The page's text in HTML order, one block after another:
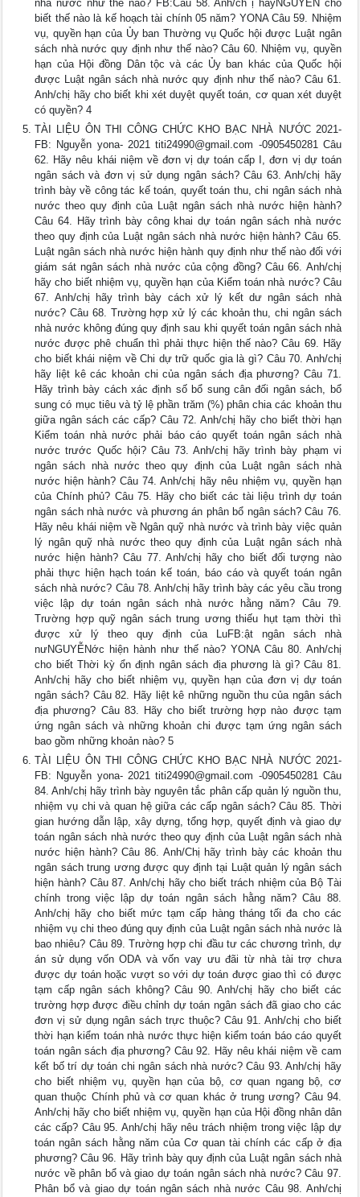
nhà nước như thế nào? FB:Câu 58. Anh/ch ị hãyNGUYỄN cho
biết thế nào là kế hoạch tài chính 05 năm? YONA Câu 59. Nhiệm
vụ, quyền hạn của Ủy ban Thường vụ Quốc hội được Luật ngân
sách nhà nước quy định như thế nào? Câu 60. Nhiệm vụ, quyền
hạn của Hội đồng Dân tộc và các Ủy ban khác của Quốc hội
được Luật ngân sách nhà nước quy định như thế nào? Câu 61.
Anh/chị hãy cho biết khi xét duyệt quyết toán, cơ quan xét duyệt
có quyền? 4
TÀI LIỆU ÔN THI CÔNG CHỨC KHO BẠC NHÀ NƯỚC 2021-
FB: Nguyễn yona- 2021titi24990@gmail.com -0905450281 Câu
62. Hãy nêu khái niệm về đơn vị dự toán cấp I, đơn vị dự toán
ngân sách và đơn vị sử dụng ngân sách? Câu 63. Anh/chị hãy
trình bày về công tác kế toán, quyết toán thu, chi ngân sách nhà
nước theo quy định của Luật ngân sách nhà nước hiện hành?
Câu 64. Hãy trình bày công khai dự toán ngân sách nhà nước
theo quy định của Luật ngân sách nhà nước hiện hành? Câu 65.
Luật ngân sách nhà nước hiện hành quy định như thế nào đối với
giám sát ngân sách nhà nước của cộng đồng? Câu 66. Anh/chị
hãy cho biết nhiệm vụ, quyền hạn của Kiểm toán nhà nước? Câu
67. Anh/chị hãy trình bày cách xử lý kết dư ngân sách nhà
nước? Câu 68. Trường hợp xử lý các khoản thu, chi ngân sách
nhà nước không đúng quy định sau khi quyết toán ngân sách nhà
nước được phê chuẩn thì phải thực hiện thế nào? Câu 69. Hãy
cho biết khái niệm về Chi dự trữ quốc gia là gì? Câu 70. Anh/chị
hãy liệt kê các khoản chi của ngân sách địa phương? Câu 71.
Hãy trình bày cách xác định số bổ sung cân đối ngân sách, bổ
sung có mục tiêu và tỷ lệ phần trăm (%) phân chia các khoản thu
giữa ngân sách các cấp? Câu 72. Anh/chị hãy cho biết thời hạn
Kiểm toán nhà nước phải báo cáo quyết toán ngân sách nhà
nước trước Quốc hội? Câu 73. Anh/chị hãy trình bày phạm vi
ngân sách nhà nước theo quy định của Luật ngân sách nhà
nước hiện hành? Câu 74. Anh/chị hãy nêu nhiệm vụ, quyền hạn
của Chính phủ? Câu 75. Hãy cho biết các tài liệu trình dự toán
ngân sách nhà nước và phương án phân bổ ngân sách? Câu 76.
Hãy nêu khái niệm về Ngân quỹ nhà nước và trình bày việc quản
lý ngân quỹ nhà nước theo quy định của Luật ngân sách nhà
nước hiện hành? Câu 77. Anh/chị hãy cho biết đối tượng nào
phải thực hiện hạch toán kế toán, báo cáo và quyết toán ngân
sách nhà nước? Câu 78. Anh/chị hãy trình bày các yêu cầu trong
việc lập dự toán ngân sách nhà nước hằng năm? Câu 79.
Trường hợp quỹ ngân sách trung ương thiếu hụt tạm thời thì
được xử lý theo quy định của LuFB:ật ngân sách nhà
nưNGUYỄNớc hiện hành như thế nào? YONA Câu 80. Anh/chị
cho biết Thời kỳ ổn định ngân sách địa phương là gì? Câu 81.
Anh/chị hãy cho biết nhiệm vụ, quyền hạn của đơn vị dự toán
ngân sách? Câu 82. Hãy liệt kê những nguồn thu của ngân sách
địa phương? Câu 83. Hãy cho biết trường hợp nào được tạm
ứng ngân sách và những khoản chi được tạm ứng ngân sách
bao gồm những khoản nào? 5
TÀI LIỆU ÔN THI CÔNG CHỨC KHO BẠC NHÀ NƯỚC 2021-
FB: Nguyễn yona- 2021titi24990@gmail.com -0905450281 Câu
84. Anh/chị hãy trình bày nguyên tắc phân cấp quản lý nguồn thu,
nhiệm vụ chi và quan hệ giữa các cấp ngân sách? Câu 85. Thời
gian hướng dẫn lập, xây dựng, tổng hợp, quyết định và giao dự
toán ngân sách nhà nước theo quy định của Luật ngân sách nhà
nước hiện hành? Câu 86. Anh/Chị hãy trình bày các khoản thu
ngân sách trung ương được quy định tại Luật quản lý ngân sách
hiện hành? Câu 87. Anh/chị hãy cho biết trách nhiệm của Bộ Tài
chính trong việc lập dự toán ngân sách hằng năm? Câu 88.
Anh/chị hãy cho biết mức tạm cấp hàng tháng tối đa cho các
nhiệm vụ chi theo đúng quy định của Luật ngân sách nhà nước là
bao nhiêu? Câu 89. Trường hợp chi đầu tư các chương trình, dự
án sử dụng vốn ODA và vốn vay ưu đãi từ nhà tài trợ chưa
được dự toán hoặc vượt so với dự toán được giao thì có được
tạm cấp ngân sách không? Câu 90. Anh/chị hãy cho biết các
trường hợp được điều chỉnh dự toán ngân sách đã giao cho các
đơn vị sử dụng ngân sách trực thuộc? Câu 91. Anh/chị cho biết
thời hạn kiểm toán nhà nước thực hiện kiểm toán báo cáo quyết
toán ngân sách địa phương? Câu 92. Hãy nêu khái niệm về cam
kết bố trí dự toán chi ngân sách nhà nước? Câu 93. Anh/chị hãy
cho biết nhiệm vụ, quyền hạn của bộ, cơ quan ngang bộ, cơ
quan thuộc Chính phủ và cơ quan khác ở trung ương? Câu 94.
Anh/chị hãy cho biết nhiệm vụ, quyền hạn của Hội đồng nhân dân
các cấp? Câu 95. Anh/chị hãy nêu trách nhiệm trong việc lập dự
toán ngân sách hằng năm của Cơ quan tài chính các cấp ở địa
phương? Câu 96. Hãy trình bày quy định của Luật ngân sách nhà
nước về phân bổ và giao dự toán ngân sách nhà nước? Câu 97.
Phân bổ và giao dự toán ngân sách nhà nước Câu 98. Anh/chị